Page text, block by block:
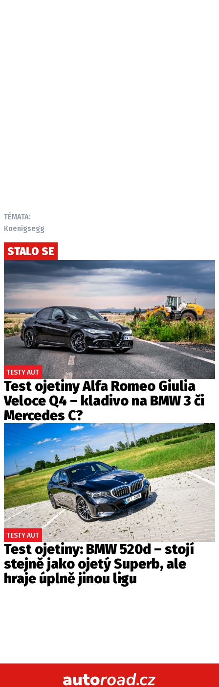
TÉMATA:
Koenigsegg
STALO SE
TESTY AUT
Test ojetiny Alfa Romeo Giulia
Veloce Q4 – kladivo na BMW 3 či
Mercedes C?
TESTY AUT
Test ojetiny: BMW 520d – stojí
stejně jako ojetý Superb, ale
hraje úplně jinou ligu